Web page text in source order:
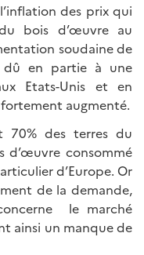
des prix qui
bois d’œuvre au
soudaine de
dû en partie à une
Etats-Unis et en
augmenté.
70% des terres du
d’œuvre consommé
d’Europe. Or
de la demande,
le marché
ainsi un manque de